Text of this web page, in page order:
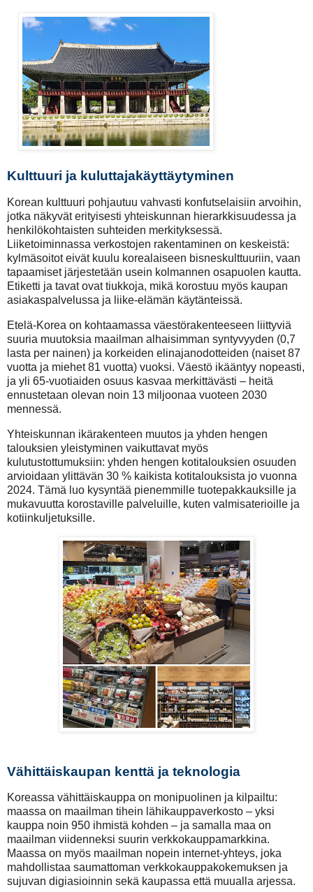
Kulttuuri ja kuluttajakäyttäytyminen
Korean kulttuuri pohjautuu vahvasti konfutselaisiin arvoihin,
jotka näkyvät erityisesti yhteiskunnan hierarkkisuudessa ja
henkilökohtaisten suhteiden merkityksessä.
Liiketoiminnassa verkostojen rakentaminen on keskeistä:
kylmäsoitot eivät kuulu korealaiseen bisneskulttuuriin, vaan
tapaamiset järjestetään usein kolmannen osapuolen kautta.
Etiketti ja tavat ovat tiukkoja, mikä korostuu myös kaupan
asiakaspalvelussa ja liike-elämän käytänteissä.
Etelä-Korea on kohtaamassa väestörakenteeseen liittyviä
suuria muutoksia maailman alhaisimman syntyvyyden (0,7
lasta per nainen) ja korkeiden elinajanodotteiden (naiset 87
vuotta ja miehet 81 vuotta) vuoksi. Väestö ikääntyy nopeasti,
ja yli 65-vuotiaiden osuus kasvaa merkittävästi – heitä
ennustetaan olevan noin 13 miljoonaa vuoteen 2030
mennessä.
Yhteiskunnan ikärakenteen muutos ja yhden hengen
talouksien yleistyminen vaikuttavat myös
kulutustottumuksiin: yhden hengen kotitalouksien osuuden
arvioidaan ylittävän 30 % kaikista kotitalouksista jo vuonna
2024. Tämä luo kysyntää pienemmille tuotepakkauksille ja
mukavuutta korostaville palveluille, kuten valmisaterioille ja
kotiinkuljetuksille.
Vähittäiskaupan kenttä ja teknologia
Koreassa vähittäiskauppa on monipuolinen ja kilpailtu:
maassa on maailman tihein lähikauppaverkosto – yksi
kauppa noin 950 ihmistä kohden – ja samalla maa on
maailman viidenneksi suurin verkkokauppamarkkina.
Maassa on myös maailman nopein internet-yhteys, joka
mahdollistaa saumattoman verkkokauppakokemuksen ja
sujuvan digiasioinnin sekä kaupassa että muualla arjessa.